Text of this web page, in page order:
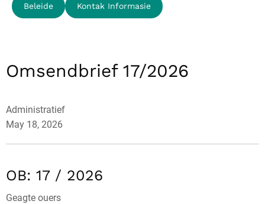
Beleide Kontak Informasie
Omsendbrief 17/2026
Administratief
May 18, 2026
OB: 17 / 2026
Geagte ouers